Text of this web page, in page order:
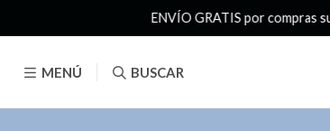
MENÚ BUSCAR